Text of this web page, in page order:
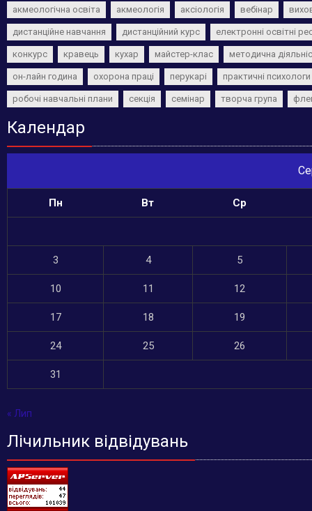
акмеологічна освіта акмеологія аксіологія вебінар
дистанційне навчання дистанційний курс електронні освітні
конкурс кравець кухар майстер-клас методична
он-лайн година охорона праці перукарі практичні психологи
робочі навчальні плани секція семінар творча група
Календар
Пн Вт Ср
3 4 5
10 11 12
17 18 19
24 25 26
31
« Лип
Лічильник відвідувань